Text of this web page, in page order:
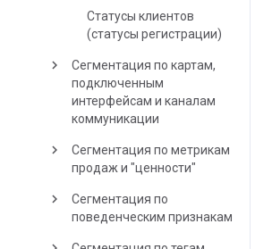
Статусы клиентов
(статусы регистрации)
keyboard_arrow_right
Сегментация по картам,
подключенным
интерфейсам и каналам
коммуникации
keyboard_arrow_right
Сегментация по метрикам
продаж и "ценности"
keyboard_arrow_right
Сегментация по
поведенческим признакам